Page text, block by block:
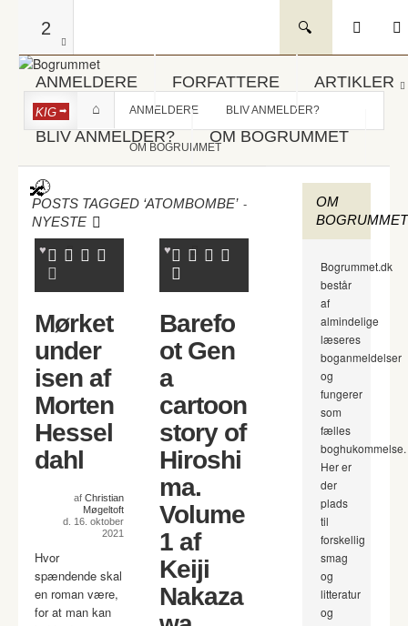
2
ANMELDERE FORFATTERE ARTIKLER
BLIV ANMELDER? OM BOGRUMMET
KIG ANMELDERE BLIV ANMELDER?
OM BOGRUMMET
POSTS TAGGED ‘ATOMBOMBE’ -
NYESTE
Mørket
under
isen af
Morten
Hessel
dahl
af Christian
Møgeltoft
d. 16. oktober
2021
Hvor
spændende skal
en roman være,
for at man kan
Barefo
ot Gen
a
cartoon
story of
Hiroshi
ma.
Volume
1 af
Keiji
Nakaza
OM
BOGRUMMET
Bogrummet.dk
består
af
almindelige
læseres
boganmeldelser
og
fungerer
som
fælles
boghukommelse.
Her er
der
plads
til
forskellig
smag
og
litteratur
og